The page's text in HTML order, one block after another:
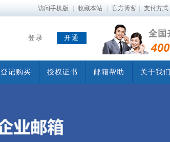
访问手机版 收藏本站 官方博客 支付方式
开通
登录
登记购买 授权证书 邮箱帮助 关于我们